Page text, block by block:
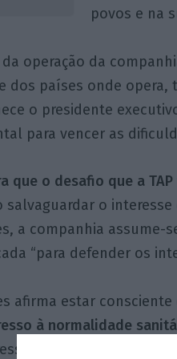
povos e na
operação da
dos países onde
o presidente
para vencer as
que o desafio que a
o
a companhia assume-
“para defender os
afirma estar consciente
à normalidade
aos níveis de